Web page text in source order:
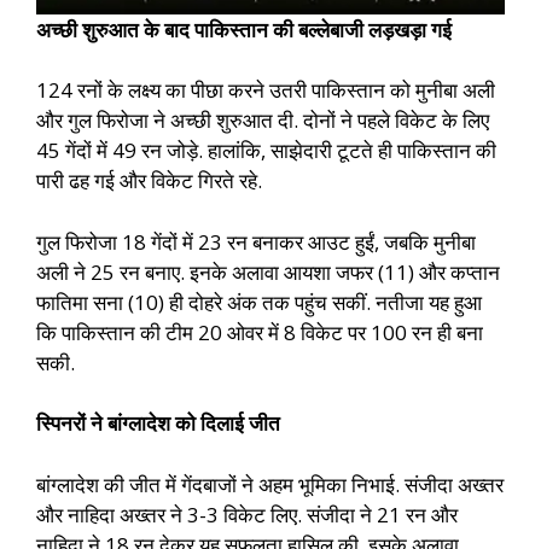
अच्छी शुरुआत के बाद पाकिस्तान की बल्लेबाजी लड़खड़ा गई
124 रनों के लक्ष्य का पीछा करने उतरी पाकिस्तान को मुनीबा अली
और गुल फिरोजा ने अच्छी शुरुआत दी. दोनों ने पहले विकेट के लिए
45 गेंदों में 49 रन जोड़े. हालांकि, साझेदारी टूटते ही पाकिस्तान की
पारी ढह गई और विकेट गिरते रहे.
गुल फिरोजा 18 गेंदों में 23 रन बनाकर आउट हुईं, जबकि मुनीबा
अली ने 25 रन बनाए. इनके अलावा आयशा जफर (11) और कप्तान
फातिमा सना (10) ही दोहरे अंक तक पहुंच सकीं. नतीजा यह हुआ
कि पाकिस्तान की टीम 20 ओवर में 8 विकेट पर 100 रन ही बना
सकी.
स्पिनरों ने बांग्लादेश को दिलाई जीत
बांग्लादेश की जीत में गेंदबाजों ने अहम भूमिका निभाई. संजीदा अख्तर
और नाहिदा अख्तर ने 3-3 विकेट लिए. संजीदा ने 21 रन और